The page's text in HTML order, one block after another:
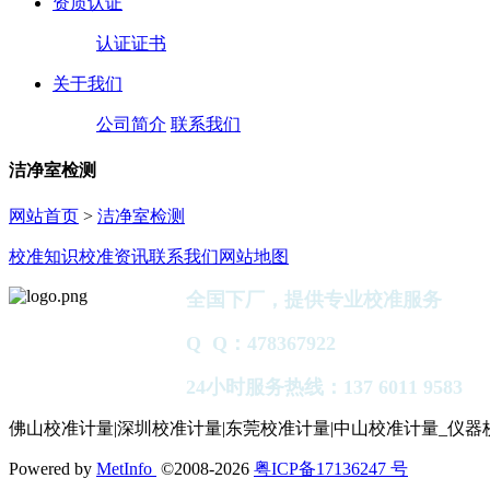
认证证书
关于我们
公司简介 联系我们
洁净室检测
网站首页 > 洁净室检测
校准知识校准资讯联系我们网站地图
全国下厂，提供专业校准服务
Q Q：478367922
24小时服务热线：137 6011 9583
佛山校准计量|深圳校准计量|东莞校准计量|中山校准计量_仪器
Powered by MetInfo ©2008-2026 粤ICP备17136247 号